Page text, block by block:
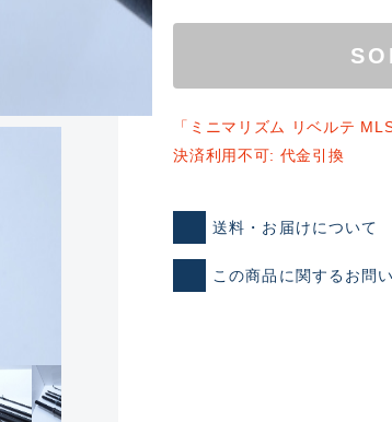
新古品（メーカー問屋から
「ミニマリズム リベルテ
決済利用不可: 代金引換
送料・お届けについて
この商品に関するお問